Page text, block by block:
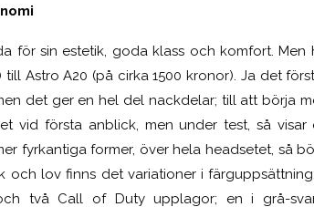
för sin estetik, goda klass och komfort.
till Astro A20 (på cirka 1500 kronor). Ja det
det ger en hel del nackdelar; till att börja
vid första anblick, men under test, så
fyrkantiga former, över hela headsetet, så
och lov finns det variationer i
två Call of Duty upplagor; en i grå-